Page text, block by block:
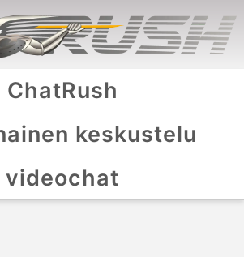
ChatRush
keskustelu
videochat